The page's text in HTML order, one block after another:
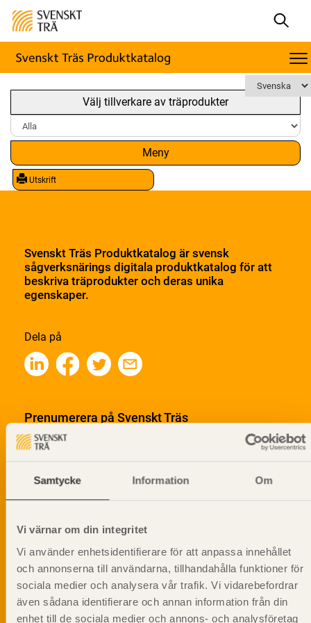
Samtycke Information Om
Vi värnar om din integritet
Vi använder enhetsidentifierare för att anpassa innehållet
och annonserna till användarna, tillhandahålla funktioner för
sociala medier och analysera vår trafik. Vi vidarebefordrar
även sådana identifierare och annan information från din
enhet till de sociala medier och annons- och analysföretag
Välj tillverkare av träprodukter
Meny
Utskrift
Svenskt Träs Produktkatalog är svensk
sågverksnärings digitala produktkatalog för att
beskriva träprodukter och deras unika
egenskaper.
Dela på
Prenumerera på Svenskt Träs
informationsutskick!